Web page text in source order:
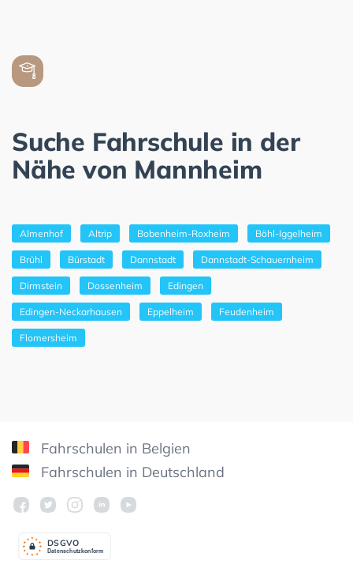
Suche Fahrschule in der
Nähe von Mannheim
Almenhof Altrip Bobenheim-Roxheim Böhl-Iggelheim
Brühl Bürstadt Dannstadt Dannstadt-Schauernheim
Dirmstein Dossenheim Edingen
Edingen-Neckarhausen Eppelheim Feudenheim
Flomersheim
Fahrschulen in Belgien
Fahrschulen in Deutschland
Datenschutzkonform
DSGVO